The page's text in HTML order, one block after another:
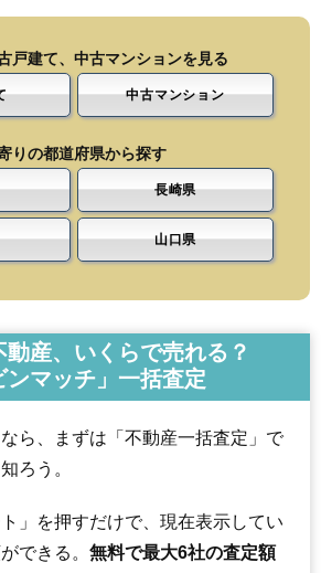
戸建て、中古マンションを見る
中古マンション
りの都道府県から探す
長崎県
山口県
動産、いくらで売れる？
ンマッチ」一括査定
ら、まずは「不動産一括査定」で
ろう。
ト」を押すだけで、現在表示してい
できる。 無料で最大6社の査定額